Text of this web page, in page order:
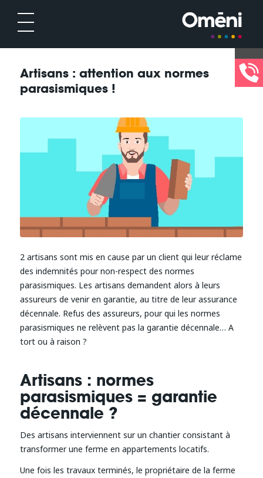
Artisans : attention aux normes
parasismiques !
2 artisans sont mis en cause par un client qui leur réclame
des indemnités pour non-respect des normes
parasismiques. Les artisans demandent alors à leurs
assureurs de venir en garantie, au titre de leur assurance
décennale. Refus des assureurs, pour qui les normes
parasismiques ne relèvent pas la garantie décennale… A
tort ou à raison ?
Artisans : normes
parasismiques = garantie
décennale ?
Des artisans interviennent sur un chantier consistant à
transformer une ferme en appartements locatifs.
Une fois les travaux terminés, le propriétaire de la ferme